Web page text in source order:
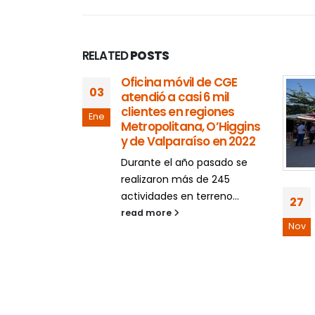
RELATEDPOSTS
03
Ene
Oficina móvil de CGE
atendió a casi 6 mil
clientes en regiones
Metropolitana, O’Higgins
y de Valparaíso en 2022
Durante el año pasado se
realizaron más de 245
actividades en terreno...
read more
27
Nov